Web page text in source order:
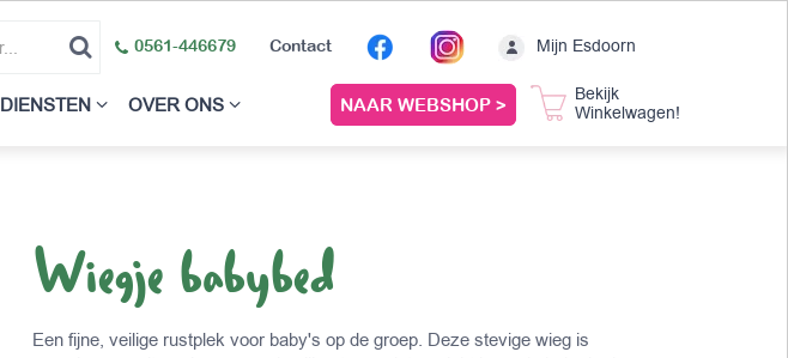
0561-446679 Contact Mijn Esdoorn
DIENSTEN OVER ONS NAAR WEBSHOP >
Bekijk
Winkelwagen!
Wiegje babybed
Een fijne, veilige rustplek voor baby's op de groep. Deze stevige wieg is